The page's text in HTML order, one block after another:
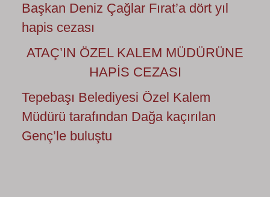
Başkan Deniz Çağlar Fırat’a dört yıl
hapis cezası
ATAÇ’IN ÖZEL KALEM MÜDÜRÜNE
HAPİS CEZASI
Tepebaşı Belediyesi Özel Kalem
Müdürü tarafından Dağa kaçırılan
Genç’le buluştu